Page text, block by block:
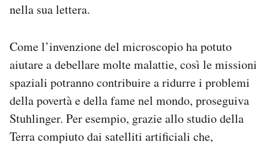
nella sua lettera.
Come l’invenzione del microscopio ha potuto
aiutare a debellare molte malattie, così le missioni
spaziali potranno contribuire a ridurre i problemi
della povertà e della fame nel mondo, proseguiva
Stuhlinger. Per esempio, grazie allo studio della
Terra compiuto dai satelliti artificiali che,